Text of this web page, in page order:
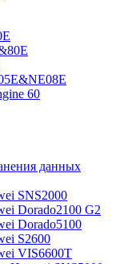
60
данных
SNS2000
Dorado2100 G2
Dorado5100
S2600
VIS6600T